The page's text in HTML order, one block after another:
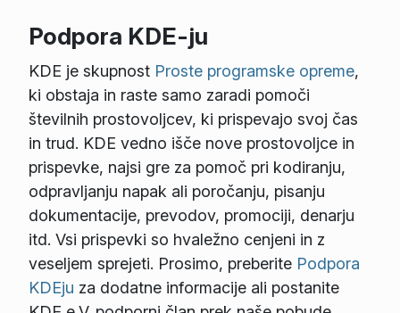
Podpora KDE-ju
KDE je skupnost Proste programske opreme,
ki obstaja in raste samo zaradi pomoči
številnih prostovoljcev, ki prispevajo svoj čas
in trud. KDE vedno išče nove prostovoljce in
prispevke, najsi gre za pomoč pri kodiranju,
odpravljanju napak ali poročanju, pisanju
dokumentacije, prevodov, promociji, denarju
itd. Vsi prispevki so hvaležno cenjeni in z
veseljem sprejeti. Prosimo, preberite Podpora
KDEju za dodatne informacije ali postanite